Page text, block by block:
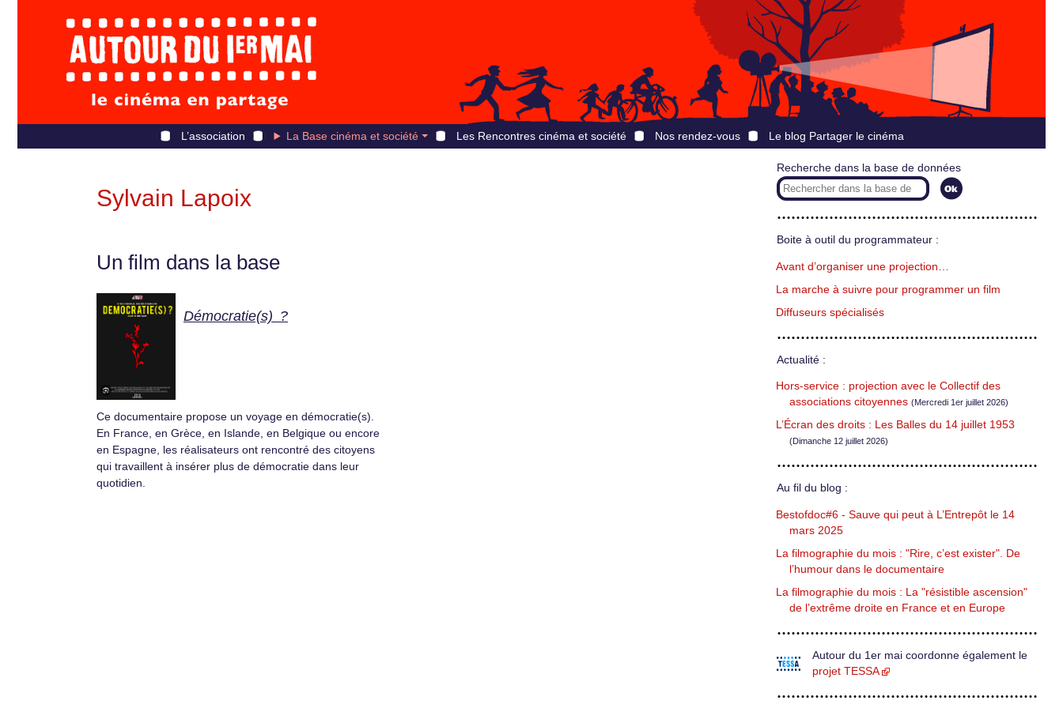
L’association La Base cinéma et société Les Rencontres cinéma et société Nos rendez-vous Le blog Partager le cinéma
Sylvain Lapoix
Un film dans la base
Démocratie(s) ?
Ce documentaire propose un voyage en démocratie(s).
En France, en Grèce, en Islande, en Belgique ou encore
en Espagne, les réalisateurs ont rencontré des citoyens
qui travaillent à insérer plus de démocratie dans leur
quotidien.
Recherche dans la base de données
Boite à outil du programmateur :
Avant d’organiser une projection…
La marche à suivre pour programmer un film
Diffuseurs spécialisés
Actualité :
Hors-service : projection avec le Collectif des
associations citoyennes (Mercredi 1er juillet 2026)
L’Écran des droits : Les Balles du 14 juillet 1953
(Dimanche 12 juillet 2026)
Au fil du blog :
Bestofdoc#6 - Sauve qui peut à L’Entrepôt le 14
mars 2025
La filmographie du mois : "Rire, c’est exister". De
l’humour dans le documentaire
La filmographie du mois : La "résistible ascension"
de l’extrême droite en France et en Europe
Autour du 1er mai coordonne également le
projet TESSA